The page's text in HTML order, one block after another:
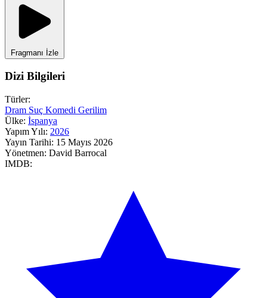
Fragmanı İzle
Dizi Bilgileri
Türler:
Dram Suç Komedi Gerilim
Ülke: İspanya
Yapım Yılı: 2026
Yayın Tarihi: 15 Mayıs 2026
Yönetmen: David Barrocal
IMDB: